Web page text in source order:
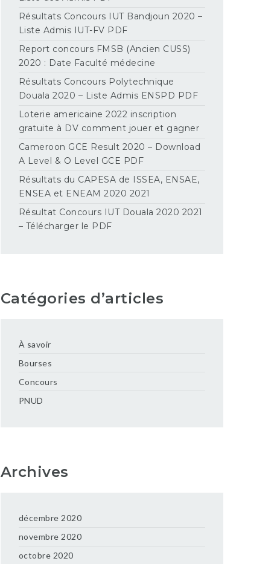
Résultats Concours IUT Bandjoun 2020 –
Liste Admis IUT-FV PDF
Report concours FMSB (Ancien CUSS)
2020 : Date Faculté médecine
Résultats Concours Polytechnique
Douala 2020 – Liste Admis ENSPD PDF
Loterie americaine 2022 inscription
gratuite à DV comment jouer et gagner
Cameroon GCE Result 2020 – Download
A Level & O Level GCE PDF
Résultats du CAPESA de ISSEA, ENSAE,
ENSEA et ENEAM 2020 2021
Résultat Concours IUT Douala 2020 2021
– Télécharger le PDF
Catégories d’articles
À savoir
Bourses
Concours
PNUD
Archives
décembre 2020
novembre 2020
octobre 2020